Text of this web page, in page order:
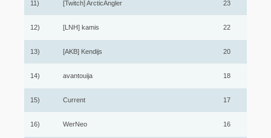
11) [Twitch] ArcticAngler 23
12) [LNH] kamis 22
13) [AKB] Kendijs 20
14) avantouija 18
15) Current 17
16) WerNeo 16